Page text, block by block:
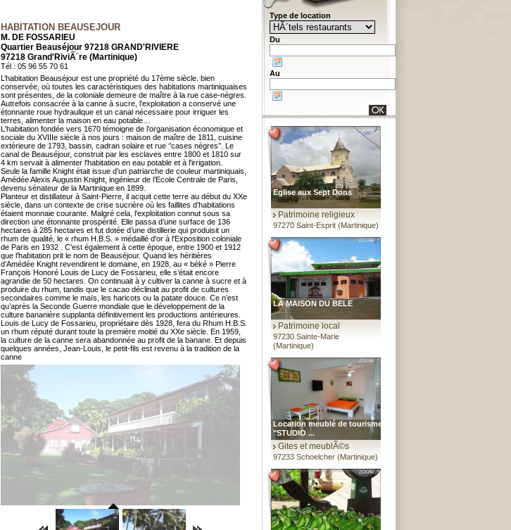
HABITATION BEAUSEJOUR
M. DE FOSSARIEU
Quartier Beauséjour 97218 GRAND'RIVIERE
97218 Grand'RiviÃ¨re (Martinique)
Tél : 05 96 55 70 61
L’habitation Beauséjour est une propriété du 17ème siècle. bien
conservée, où toutes les caractéristiques des habitations martiniquaises
sont présentes, de la coloniale demeure de maître à la rue case-nègres.
Autrefois consacrée à la canne à sucre, l’exploitation a conservé une
étonnante roue hydraulique et un canal nécessaire pour irriguer les
terres, alimenter la maison en eau potable…
L'habitation fondée vers 1670 témoigne de l’organisation économique et
sociale du XVIIIe siècle à nos jours : maison de maître de 1811, cuisine
extérieure de 1793, bassin, cadran solaire et rue ‘’cases nègres’’. Le
canal de Beauséjour, construit par les esclaves entre 1800 et 1810 sur
4 km servait à alimenter l'habitation en eau potable et à l'irrigation.
Seule la famille Knight était issue d’un patriarche de couleur martiniquais,
Amédée Alexis Augustin Knight, ingénieur de l’Ecole Centrale de Paris,
devenu sénateur de la Martinique en 1899.
Planteur et distillateur à Saint-Pierre, il acquit cette terre au début du XXe
siècle, dans un contexte de crise sucrière où les faillites d’habitations
étaient monnaie courante. Malgré cela, l'exploitation connut sous sa
direction une étonnante prospérité. Elle passa d’une surface de 136
hectares à 285 hectares et fut dotée d’une distillerie qui produisit un
rhum de qualité, le « rhum H.B.S. » médaillé d'or à l'Exposition coloniale
de Paris en 1932 . C’est également à cette époque, entre 1900 et 1912
que l’habitation prit le nom de Beauséjour. Quand les héritières
d’Amédée Knight revendirent le domaine, en 1928, au « béké » Pierre
François Honoré Louis de Lucy de Fossarieu, elle s’était encore
agrandie de 50 hectares. On continuait à y cultiver la canne à sucre et à
produire du rhum, tandis que le cacao déclinait au profit de cultures
secondaires comme le maïs, les haricots ou la patate douce. Ce n’est
qu’après la Seconde Guerre mondiale que le développement de la
culture bananière supplanta définitivement les productions antérieures.
Louis de Lucy de Fossarieu, propriétaire dès 1928, fera du Rhum H.B.S.
un rhum réputé durant toute la première moitié du XXe siècle. En 1959,
la culture de la canne sera abandonnée au profit de la banane. Et depuis
quelques années, Jean-Louis, le petit-fils est revenu à la tradition de la
canne
Type de location
Du
Au
Eglise aux Sept Dons
Patrimoine religieux
97270 Saint-Esprit (Martinique)
LA MAISON DU BELE
Patrimoine local
97230 Sainte-Marie
(Martinique)
Location meublé de tourisme
"STUDIO ...
Gites et meublÃ©s
97233 Schoelcher (Martinique)